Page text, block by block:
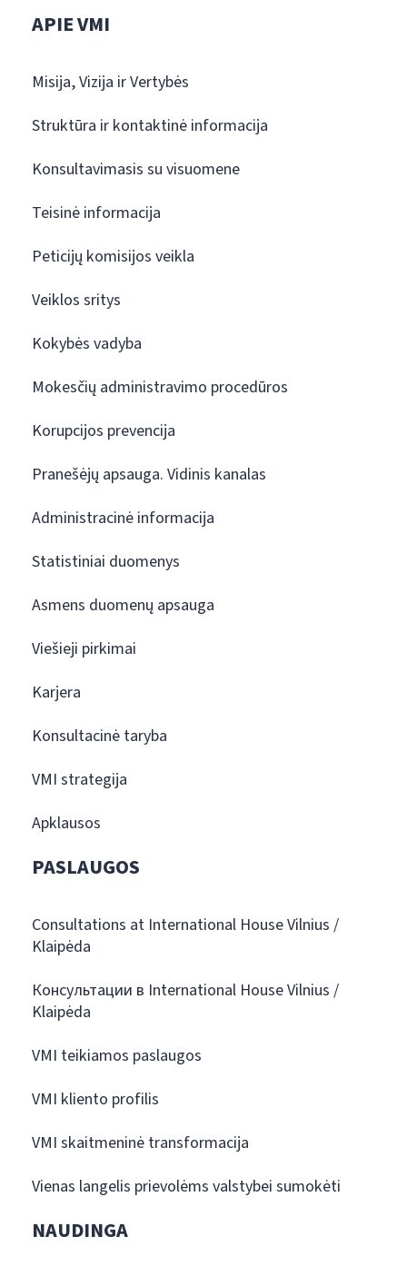
APIE VMI
Misija, Vizija ir Vertybės
Struktūra ir kontaktinė informacija
Konsultavimasis su visuomene
Teisinė informacija
Peticijų komisijos veikla
Veiklos sritys
Kokybės vadyba
Mokesčių administravimo procedūros
Korupcijos prevencija
Pranešėjų apsauga. Vidinis kanalas
Administracinė informacija
Statistiniai duomenys
Asmens duomenų apsauga
Viešieji pirkimai
Karjera
Konsultacinė taryba
VMI strategija
Apklausos
PASLAUGOS
Consultations at International House Vilnius /
Klaipėda
Консультации в International House Vilnius /
Klaipėda
VMI teikiamos paslaugos
VMI kliento profilis
VMI skaitmeninė transformacija
Vienas langelis prievolėms valstybei sumokėti
NAUDINGA